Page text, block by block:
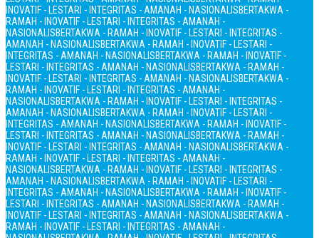
INOVATIF - LESTARI - INTEGRITAS - AMANAH - NASIONALISBERTAKWA -
RAMAH - INOVATIF - LESTARI - INTEGRITAS - AMANAH -
NASIONALISBERTAKWA - RAMAH - INOVATIF - LESTARI - INTEGRITAS -
AMANAH - NASIONALISBERTAKWA - RAMAH - INOVATIF - LESTARI -
INTEGRITAS - AMANAH - NASIONALISBERTAKWA - RAMAH - INOVATIF -
LESTARI - INTEGRITAS - AMANAH - NASIONALISBERTAKWA - RAMAH -
INOVATIF - LESTARI - INTEGRITAS - AMANAH - NASIONALISBERTAKWA -
RAMAH - INOVATIF - LESTARI - INTEGRITAS - AMANAH -
NASIONALISBERTAKWA - RAMAH - INOVATIF - LESTARI - INTEGRITAS -
AMANAH - NASIONALISBERTAKWA - RAMAH - INOVATIF - LESTARI -
INTEGRITAS - AMANAH - NASIONALISBERTAKWA - RAMAH - INOVATIF -
LESTARI - INTEGRITAS - AMANAH - NASIONALISBERTAKWA - RAMAH -
INOVATIF - LESTARI - INTEGRITAS - AMANAH - NASIONALISBERTAKWA -
RAMAH - INOVATIF - LESTARI - INTEGRITAS - AMANAH -
NASIONALISBERTAKWA - RAMAH - INOVATIF - LESTARI - INTEGRITAS -
AMANAH - NASIONALISBERTAKWA - RAMAH - INOVATIF - LESTARI -
INTEGRITAS - AMANAH - NASIONALISBERTAKWA - RAMAH - INOVATIF -
LESTARI - INTEGRITAS - AMANAH - NASIONALISBERTAKWA - RAMAH -
INOVATIF - LESTARI - INTEGRITAS - AMANAH - NASIONALISBERTAKWA -
RAMAH - INOVATIF - LESTARI - INTEGRITAS - AMANAH -